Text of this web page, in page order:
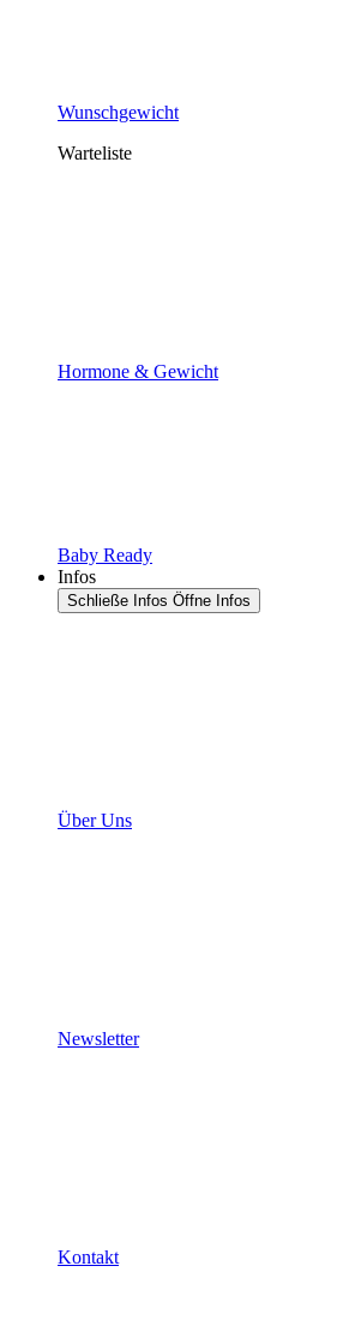
Wunschgewicht
Warteliste
Hormone & Gewicht
Baby Ready
Infos
Schließe Infos Öffne Infos
Über Uns
Newsletter
Kontakt